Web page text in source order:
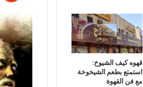
قهوه كيف الشيوخ:
استمتع بطعم الشيخوخة
مع فن القهوة